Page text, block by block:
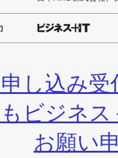
し込み
ビジネ
お願い